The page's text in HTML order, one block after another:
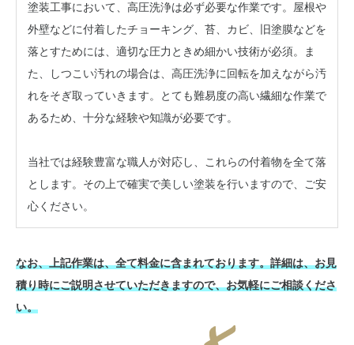
塗装工事において、高圧洗浄は必ず必要な作業です。屋根や
外壁などに付着したチョーキング、苔、カビ、旧塗膜などを
落とすためには、適切な圧力ときめ細かい技術が必須。ま
た、しつこい汚れの場合は、高圧洗浄に回転を加えながら汚
れをそぎ取っていきます。とても難易度の高い繊細な作業で
あるため、十分な経験や知識が必要です。
当社では経験豊富な職人が対応し、これらの付着物を全て落
とします。その上で確実で美しい塗装を行いますので、ご安
心ください。
なお、上記作業は、全て料金に含まれております。詳細は、お見
積り時にご説明させていただきますので、お気軽にご相談くださ
い。